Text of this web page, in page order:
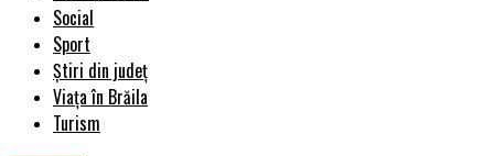
Social
Sport
Știri din județ
Viața în Brăila
Turism